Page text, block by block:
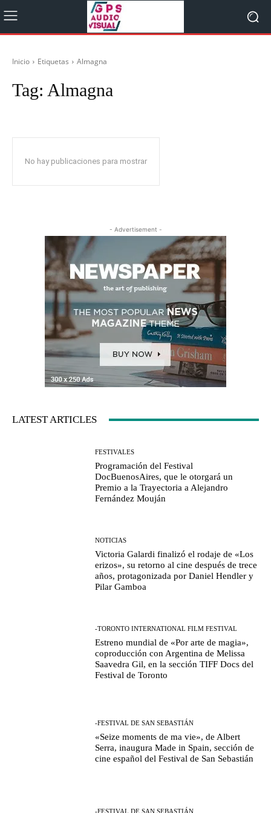
Inicio Etiquetas Almagna
Tag: Almagna
No hay publicaciones para mostrar
- Advertisement -
LATEST ARTICLES
FESTIVALES
Programación del Festival
DocBuenosAires, que le otorgará un
Premio a la Trayectoria a Alejandro
Fernández Mouján
NOTICIAS
Victoria Galardi finalizó el rodaje de «Los
erizos», su retorno al cine después de trece
años, protagonizada por Daniel Hendler y
Pilar Gamboa
-TORONTO INTERNATIONAL FILM FESTIVAL
Estreno mundial de «Por arte de magia»,
coproducción con Argentina de Melissa
Saavedra Gil, en la sección TIFF Docs del
Festival de Toronto
-FESTIVAL DE SAN SEBASTIÁN
«Seize moments de ma vie», de Albert
Serra, inaugura Made in Spain, sección de
cine español del Festival de San Sebastián
-FESTIVAL DE SAN SEBASTIÁN